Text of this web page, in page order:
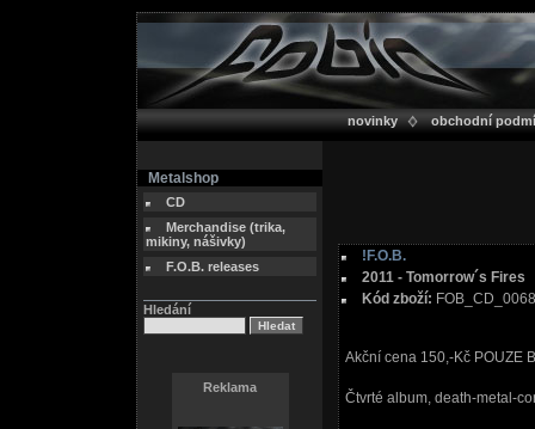
novinky obchodní
Metalshop
CD
Merchandise (trika,
mikiny, nášivky)
F.O.B. releases
Hledání
Reklama
!F.O.B.
2011 - Tomorrow´s Fires
Kód zboží:
Akční cena 150,-Kč POUZE
Čtvrté album, death-metal-